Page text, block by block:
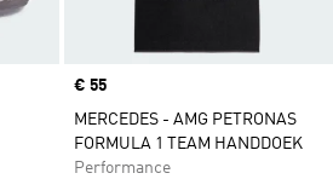
Price
€ 55
MERCEDES - AMG PETRONAS
FORMULA 1 TEAM HANDDOEK
Performance